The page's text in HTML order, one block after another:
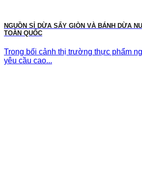
NGUỒN SỈ DỪA SẤY GIÒN VÀ BÁNH DỪA
TOÀN QUỐC
Trong bối cảnh thị trường thực phẩm
yêu cầu cao...